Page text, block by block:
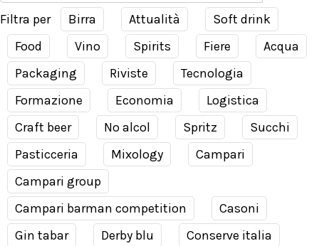
Filtra per Birra Attualità
Soft drink
Food
Vino Spirits Fiere
Acqua
Packaging
Riviste
Tecnologia
Formazione
Economia
Logistica
Craft beer
No alcol Spritz
Succhi
Pasticceria
Mixology
Campari
Campari group
Campari barman competition
Casoni
Gin tabar
Derby blu
Conserve italia